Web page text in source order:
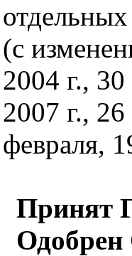
(с
2004 г.,
2007 г.,
февраля,
Принят
Одобрен